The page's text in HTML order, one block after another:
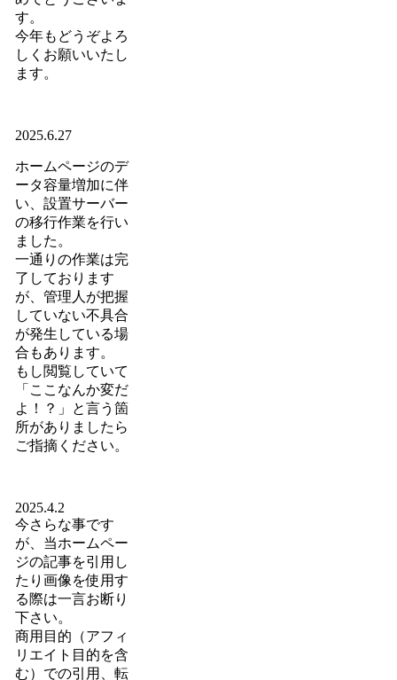
す。
今年もどうぞよろ
しくお願いいたし
ます。
2025.6.27
ホームページのデ
ータ容量増加に伴
い、設置サーバー
の移行作業を行い
ました。
一通りの作業は完
了しております
が、管理人が把握
していない不具合
が発生している場
合もあります。
もし閲覧していて
「ここなんか変だ
よ！？」と言う箇
所がありましたら
ご指摘ください。
2025.4.2
今さらな事です
が、当ホームペー
ジの記事を引用し
たり画像を使用す
る際は一言お断り
下さい。
商用目的（アフィ
リエイト目的を含
む）での引用、転